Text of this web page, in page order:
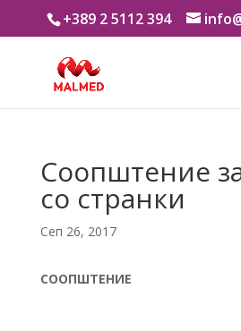
+389 2 5112 394
Соопштение
со странки
Сеп 26, 2017
СООПШТЕНИЕ